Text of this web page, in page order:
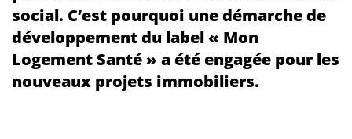
social. C’est pourquoi une démarche de
développement du label « Mon
Logement Santé » a été engagée pour les
nouveaux projets immobiliers.